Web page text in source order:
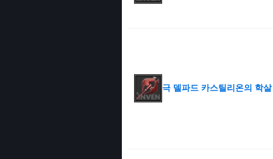
극 델파드 카스틸리온의 학